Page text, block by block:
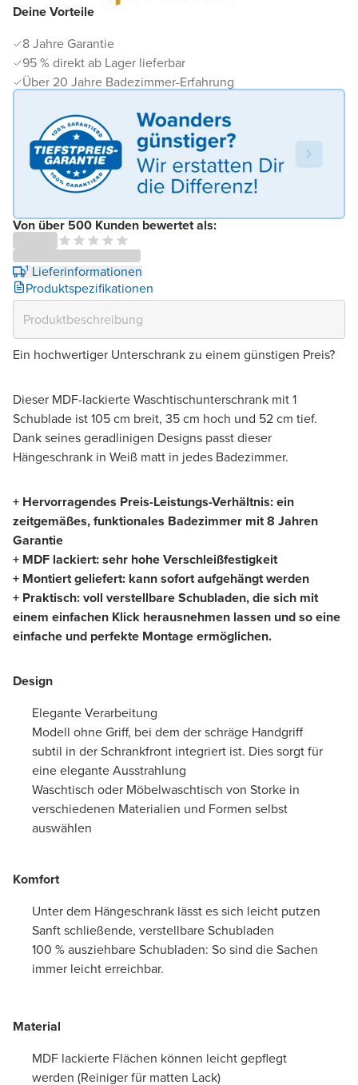
Deine Vorteile
8 Jahre Garantie
95 % direkt ab Lager lieferbar
Über 20 Jahre Badezimmer-Erfahrung
Von über 500 Kunden bewertet als:
¹ Lieferinformationen
Produktspezifikationen
Ein hochwertiger Unterschrank zu einem günstigen Preis?
Dieser MDF-lackierte Waschtischunterschrank mit 1
Schublade ist 105 cm breit, 35 cm hoch und 52 cm tief.
Dank seines geradlinigen Designs passt dieser
Hängeschrank in Weiß matt in jedes Badezimmer.
+ Hervorragendes Preis-Leistungs-Verhältnis: ein
zeitgemäßes, funktionales Badezimmer mit 8 Jahren
Garantie
+ MDF lackiert: sehr hohe Verschleißfestigkeit
+ Montiert geliefert: kann sofort aufgehängt werden
+ Praktisch: voll verstellbare Schubladen, die sich mit
einem einfachen Klick herausnehmen lassen und so eine
einfache und perfekte Montage ermöglichen.
Design
Elegante Verarbeitung
Modell ohne Griff, bei dem der schräge Handgriff
subtil in der Schrankfront integriert ist. Dies sorgt für
eine elegante Ausstrahlung
Waschtisch oder Möbelwaschtisch von Storke in
verschiedenen Materialien und Formen selbst
auswählen
Komfort
Unter dem Hängeschrank lässt es sich leicht putzen
Sanft schließende, verstellbare Schubladen
100 % ausziehbare Schubladen: So sind die Sachen
immer leicht erreichbar.
Material
MDF lackierte Flächen können leicht gepflegt
werden (Reiniger für matten Lack)